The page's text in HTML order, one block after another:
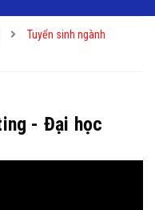
Tuyển sinh ngành
- Đại học